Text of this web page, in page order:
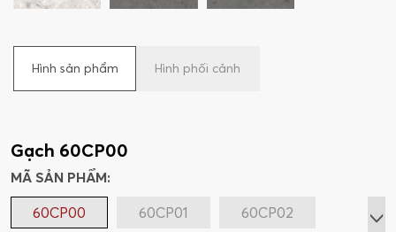
Hình sản phẩm Hình phối cảnh
Gạch 60CP00
MÃ SẢN PHẨM:
60CP00
60CP01 60CP02